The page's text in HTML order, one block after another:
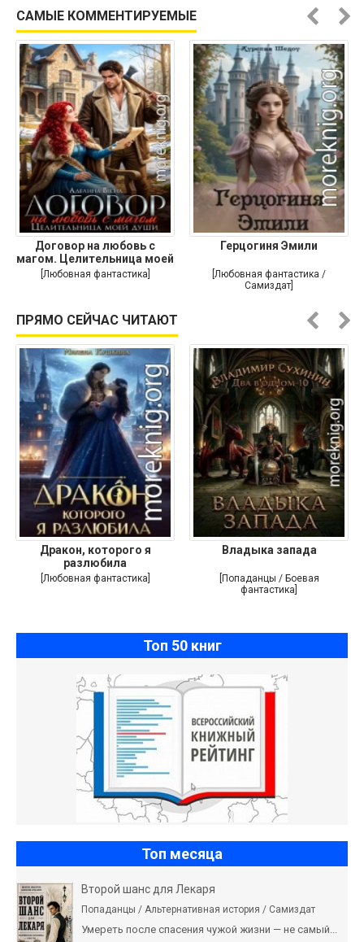
САМЫЕ КОММЕНТИРУЕМЫЕ
Договор на любовь с
магом. Целительница моей
души
[Любовная фантастика]
Герцогиня Эмили
[Любовная фантастика /
Самиздат]
ПРЯМО СЕЙЧАС ЧИТАЮТ
Дракон, которого я
разлюбила
[Любовная фантастика]
Владыка запада
[Попаданцы / Боевая
фантастика]
Топ 50 книг
Топ месяца
Второй шанс для Лекаря
Попаданцы / Альтернативная история / Самиздат
Умереть после спасения чужой жизни — не самый...